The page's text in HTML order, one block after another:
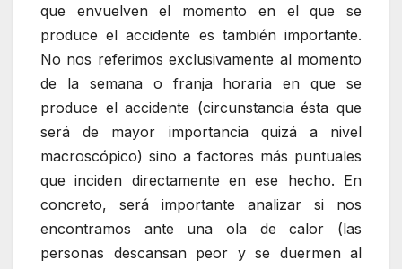
que envuelven el momento en el que se
produce el accidente es también importante.
No nos referimos exclusivamente al momento
de la semana o franja horaria en que se
produce el accidente (circunstancia ésta que
será de mayor importancia quizá a nivel
macroscópico) sino a factores más puntuales
que inciden directamente en ese hecho. En
concreto, será importante analizar si nos
encontramos ante una ola de calor (las
personas descansan peor y se duermen al